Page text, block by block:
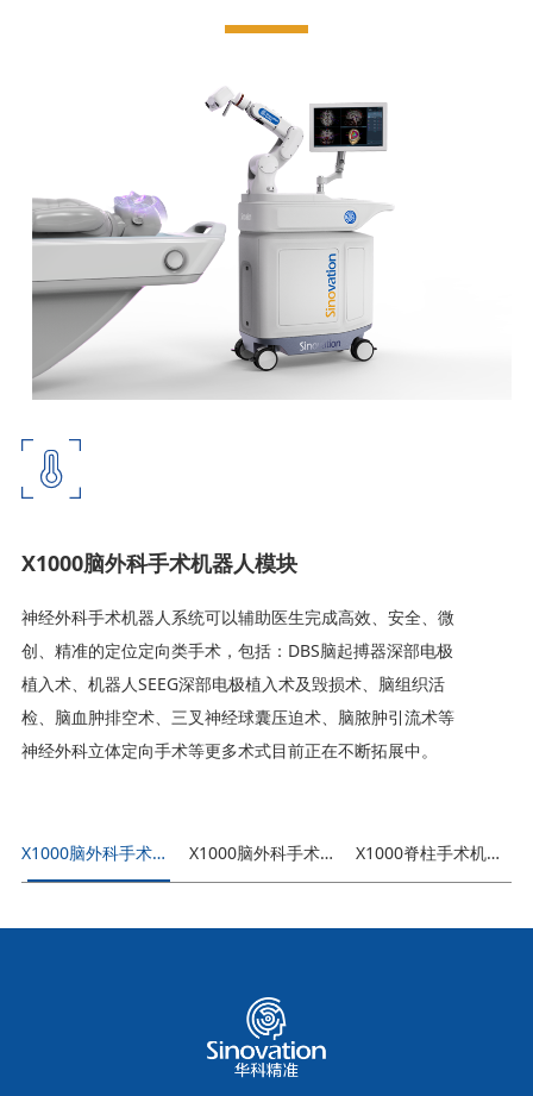
X1000脑外科手术机器人模块
神经外科手术机器人系统可以辅助医生完成高效、安全、微
创、精准的定位定向类手术，包括：DBS脑起搏器深部电极
植入术、机器人SEEG深部电极植入术及毁损术、脑组织活
检、脑血肿排空术、三叉神经球囊压迫术、脑脓肿引流术等
神经外科立体定向手术等更多术式目前正在不断拓展中。
X1000脑外科手术机器人模块 X1000脑外科手术导航模块 X1000脊柱手术机器人模块